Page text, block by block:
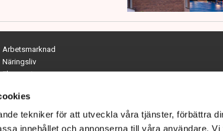
tekniker för att utveckla våra tjänster, förbättra
innehållet och annonserna till våra användare.
Arbetsmarknad
Näringsliv
Ekonomi
Opinion
Hållbarhet
Utrikes